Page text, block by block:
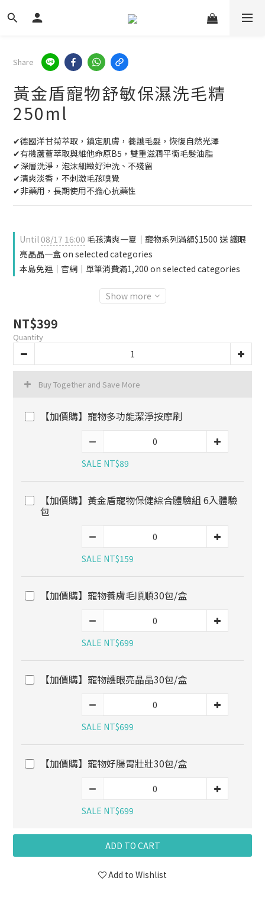
Share
黃金盾寵物舒敏保濕洗毛精
250ml
✔德國洋甘菊萃取，鎮定肌膚，養護毛髮，恢復自然光澤
✔有機蘆薈萃取與維他命原B5，雙重滋潤平衡毛髮油脂
✔深層洗淨，泡沫細緻好沖洗、不殘留
✔清爽淡香，不刺激毛孩嗅覺
✔非藥用，長期使用不擔心抗藥性
Until08/17 16:00 毛孩清爽一夏｜寵物系列滿額$1500 送 護眼
亮晶晶一盒 on selected categories
本島免運｜官網｜單筆消費滿1,200 on selected categories
Show more
NT$399
Quantity
Buy Together and Save More
【加價購】寵物多功能潔淨按摩刷
SALE NT$89
【加價購】黃金盾寵物保健綜合體驗組 6入體驗
包
SALE NT$159
【加價購】寵物養膚毛順順30包/盒
SALE NT$699
【加價購】寵物護眼亮晶晶30包/盒
SALE NT$699
【加價購】寵物好腸胃壯壯30包/盒
SALE NT$699
ADD TO CART
Add to Wishlist